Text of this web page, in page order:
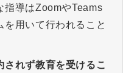
指導はZoomやTeams
用いて行われること
されず教育を受けるこ